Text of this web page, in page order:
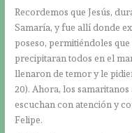
Recordemos que Jesús,
Samaría, y fue allí donde
poseso, permitiéndoles
precipitaran todos en el
llenaron de temor y le
20). Ahora, los
escuchan con atención y
Felipe.